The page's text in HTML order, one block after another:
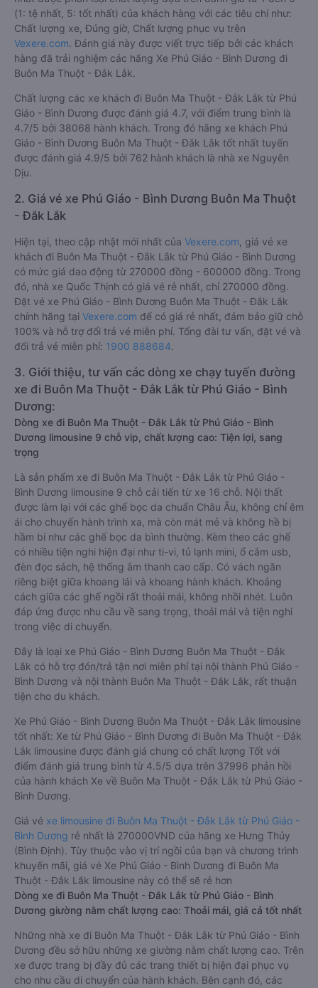
(1: tệ nhất, 5: tốt nhất) của khách hàng với các tiêu chí như:
Chất lượng xe, Đúng giờ, Chất lượng phục vụ trên
Vexere.com. Đánh giá này được viết trực tiếp bởi các khách
hàng đã trải nghiệm các hãng Xe Phú Giáo - Bình Dương đi
Buôn Ma Thuột - Đắk Lắk.
Chất lượng các xe khách đi Buôn Ma Thuột - Đắk Lắk từ Phú
Giáo - Bình Dương được đánh giá 4.7, với điểm trung bình là
4.7/5 bởi 38068 hành khách. Trong đó hãng xe khách Phú
Giáo - Bình Dương Buôn Ma Thuột - Đắk Lắk tốt nhất tuyến
được đánh giá 4.9/5 bởi 762 hành khách là nhà xe Nguyên
Dịu.
2. Giá vé xe Phú Giáo - Bình Dương Buôn Ma Thuột
- Đắk Lắk
Hiện tại, theo cập nhật mới nhất của Vexere.com , giá vé xe
khách đi Buôn Ma Thuột - Đắk Lắk từ Phú Giáo - Bình Dương
có mức giá dao động từ 270000 đồng - 600000 đồng. Trong
đó, nhà xe Quốc Thịnh có giá vé rẻ nhất, chỉ 270000 đồng.
Đặt vé xe Phú Giáo - Bình Dương Buôn Ma Thuột - Đắk Lắk
chính hãng tại Vexere.com để có giá rẻ nhất, đảm bảo giữ chỗ
100% và hỗ trợ đổi trả vé miễn phí. Tổng đài tư vấn, đặt vé và
đổi trả vé miễn phí: 1900 888684.
3. Giới thiệu, tư vấn các dòng xe chạy tuyến đường
xe đi Buôn Ma Thuột - Đắk Lắk từ Phú Giáo - Bình
Dương:
Dòng xe đi Buôn Ma Thuột - Đắk Lắk từ Phú Giáo - Bình
Dương limousine 9 chỗ vip, chất lượng cao: Tiện lợi, sang
trọng
Là sản phẩm xe đi Buôn Ma Thuột - Đắk Lắk từ Phú Giáo -
Bình Dương limousine 9 chỗ cải tiến từ xe 16 chỗ. Nội thất
được làm lại với các ghế bọc da chuẩn Châu Âu, không chỉ êm
ái cho chuyến hành trình xa, mà còn mát mẻ và không hề bị
hầm bí như các ghế bọc da bình thường. Kèm theo các ghế
có nhiều tiện nghi hiện đại như ti-vi, tủ lạnh mini, ổ cắm usb,
đèn đọc sách, hệ thống âm thanh cao cấp. Có vách ngăn
riêng biệt giữa khoang lái và khoang hành khách. Khoảng
cách giữa các ghế ngồi rất thoải mái, không nhồi nhét. Luôn
đáp ứng được nhu cầu về sang trọng, thoải mái và tiện nghi
trong việc di chuyển.
Đây là loại xe Phú Giáo - Bình Dương Buôn Ma Thuột - Đắk
Lắk có hỗ trợ đón/trả tận nơi miễn phí tại nội thành Phú Giáo -
Bình Dương và nội thành Buôn Ma Thuột - Đắk Lắk, rất thuận
tiện cho du khách.
Xe Phú Giáo - Bình Dương Buôn Ma Thuột - Đắk Lắk limousine
tốt nhất: Xe từ Phú Giáo - Bình Dương đi Buôn Ma Thuột - Đắk
Lắk limousine được đánh giá chung có chất lượng Tốt với
điểm đánh giá trung bình từ 4.5/5 dựa trên 37996 phản hồi
của hành khách Xe về Buôn Ma Thuột - Đắk Lắk từ Phú Giáo -
Bình Dương.
Giá vé xe limousine đi Buôn Ma Thuột - Đắk Lắk từ Phú Giáo -
Bình Dương rẻ nhất là 270000VND của hãng xe Hưng Thủy
(Bình Định). Tùy thuộc vào vị trí ngồi của bạn và chương trình
khuyến mãi, giá vé Xe Phú Giáo - Bình Dương đi Buôn Ma
Thuột - Đắk Lắk limousine này có thể sẽ rẻ hơn
Dòng xe đi Buôn Ma Thuột - Đắk Lắk từ Phú Giáo - Bình
Dương giường nằm chất lượng cao: Thoải mái, giá cả tốt nhất
Những nhà xe đi Buôn Ma Thuột - Đắk Lắk từ Phú Giáo - Bình
Dương đều sở hữu những xe giường nằm chất lượng cao. Trên
xe được trang bị đầy đủ các trang thiết bị hiện đại phục vụ
cho nhu cầu di chuyển của hành khách. Bên cạnh đó, các